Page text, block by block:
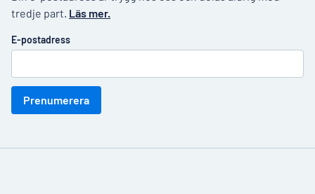
tredje part. Läs mer.
E-postadress
Prenumerera